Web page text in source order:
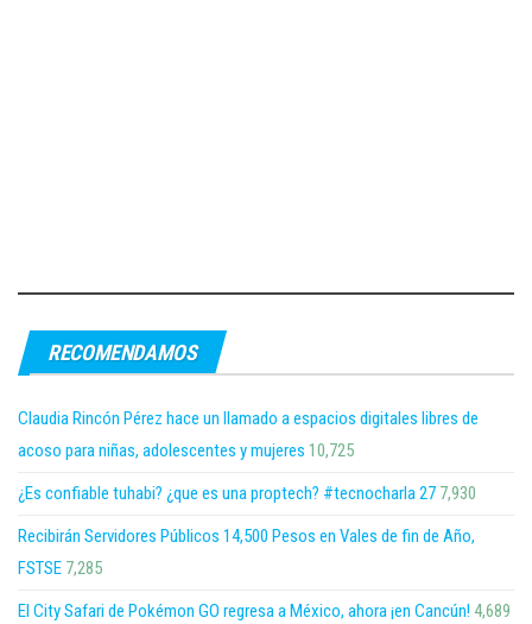
RECOMENDAMOS
Claudia Rincón Pérez hace un llamado a espacios digitales libres de
acoso para niñas, adolescentes y mujeres 10,725
¿Es confiable tuhabi? ¿que es una proptech? #tecnocharla 27 7,930
Recibirán Servidores Públicos 14,500 Pesos en Vales de fin de Año,
FSTSE 7,285
El City Safari de Pokémon GO regresa a México, ahora ¡en Cancún! 4,689